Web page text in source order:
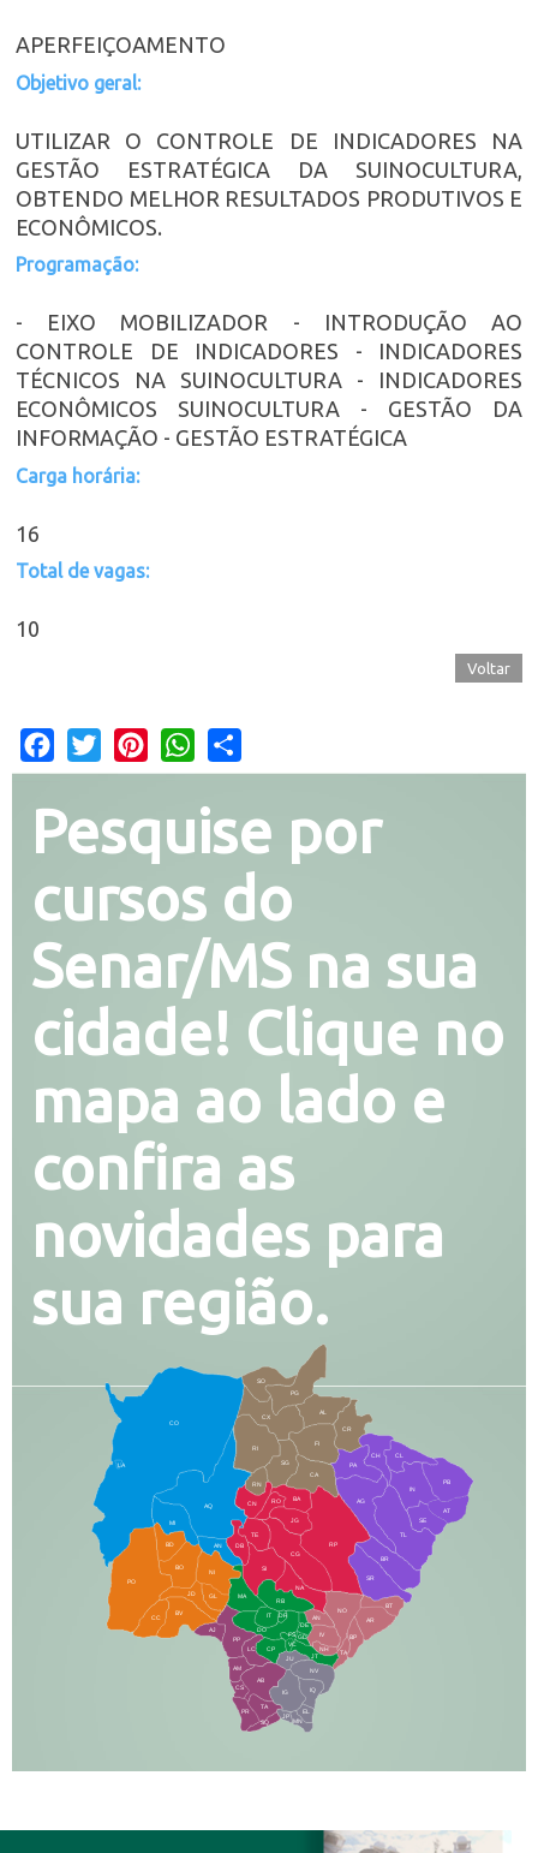
APERFEIÇOAMENTO
Objetivo geral:
UTILIZAR O CONTROLE DE INDICADORES NA
GESTÃO ESTRATÉGICA DA SUINOCULTURA,
OBTENDO MELHOR RESULTADOS PRODUTIVOS E
ECONÔMICOS.
Programação:
- EIXO MOBILIZADOR - INTRODUÇÃO AO
CONTROLE DE INDICADORES - INDICADORES
TÉCNICOS NA SUINOCULTURA - INDICADORES
ECONÔMICOS SUINOCULTURA - GESTÃO DA
INFORMAÇÃO - GESTÃO ESTRATÉGICA
Carga horária:
16
Total de vagas:
10
Voltar
Facebook
Twitter PinterestWhatsApp
Pesquise por
cursos do
Senar/MS na sua
cidade! Clique no
mapa ao lado e
confira as
novidades para
sua região.
CO
AQ
MI
AN
CX
RI
AL
CR
FI
SG
BA
CA
PA
CH CL
PB
SE
TL
AG
BR
SR
BT
AR
RP
RO
JG
CG
SI
NA
TA
NH
JT
RB
MA
IT
DR
DO
CP
JU
NV
IQ
EL
BD
BO
NI
JD
PO
BV
CC
PP
AJ
LC
AM
AB
JP
DB
TE
CS
PR
TA
SQ
IG
MN
IN
NO
BP
RN
CN
GL
AN
IV
FS
VC
GD
DE
AT
PG
SO
LA